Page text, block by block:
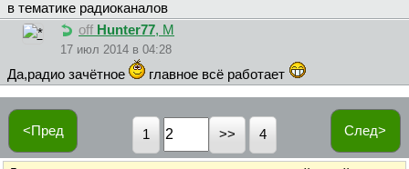
в тематике радиоканалов
off Hunter77, М
17 июл 2014 в 04:28
Да,радио зачётное главное всё работает
<Пред След>
1 4